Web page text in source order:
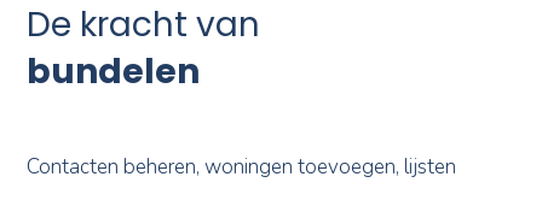
De kracht van
bundelen
Contacten beheren, woningen toevoegen, lijsten